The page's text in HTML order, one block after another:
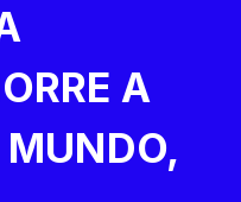
A